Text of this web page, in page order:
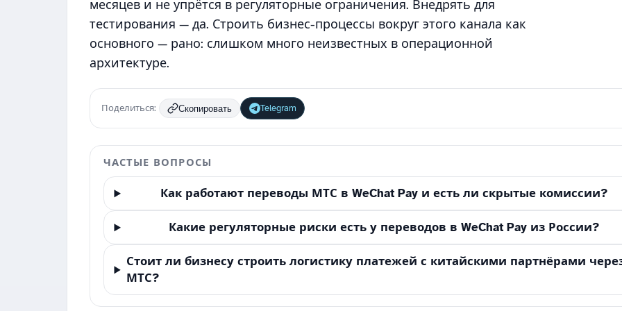
месяцев и не упрётся в регуляторные ограничения. Внедрять для
тестирования — да. Строить бизнес-процессы вокруг этого канала как
основного — рано: слишком много неизвестных в операционной
архитектуре.
Поделиться: Скопировать Telegram
ЧАСТЫЕ ВОПРОСЫ
Как работают переводы МТС в WeChat Pay и есть ли скрытые комиссии?
Какие регуляторные риски есть у переводов в WeChat Pay из России?
Стоит ли бизнесу строить логистику платежей с китайскими партнёрами
МТС?